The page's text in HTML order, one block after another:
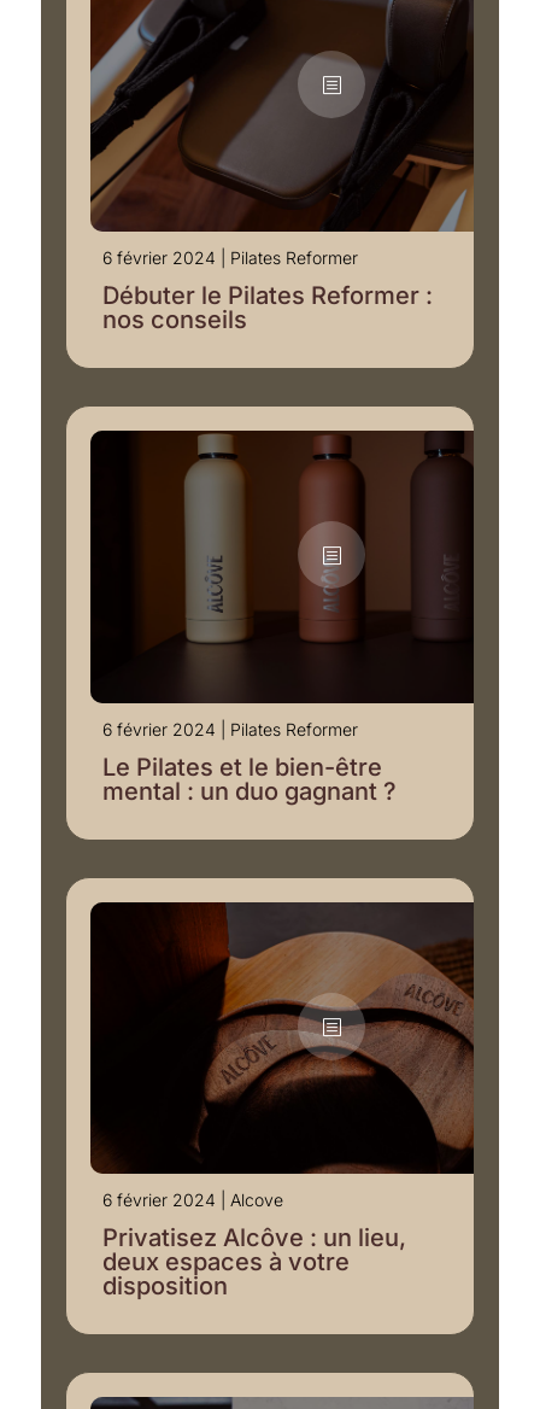
6 février 2024 Pilates Reformer
Débuter le Pilates Reformer :
nos conseils
6 février 2024 Pilates Reformer
Le Pilates et le bien-être
mental : un duo gagnant ?
6 février 2024 Alcove
Privatisez Alcôve : un lieu,
deux espaces à votre
disposition